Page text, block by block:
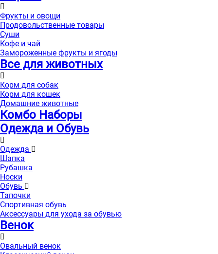
Фрукты и овощи
Продовольственные товары
Суши
Кофе и чай
Замороженные фрукты и ягоды
Все для животных
Корм для собак
Корм для кошек
Домашние животные
Комбо Наборы
Одежда и Обувь
Одежда
Шапка
Рубашка
Носки
Обувь
Тапочки
Спортивная обувь
Аксессуары для ухода за обувью
Венок
Овальный венок